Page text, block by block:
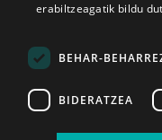
2026ko eka. 1a
erabiltzeagatik bildu
BEHAR-
BIDERATZEA